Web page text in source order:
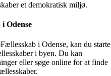
et demokratisk miljø.
Odense
i Odense, kan du starte
i byen. Du kan
eller søge online for at finde